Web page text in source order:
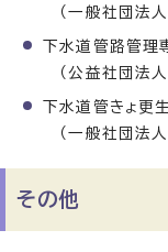
（一般社団法
下水道管路管理
（公益社団法
下水道管きょ更
（一般社団法
その他